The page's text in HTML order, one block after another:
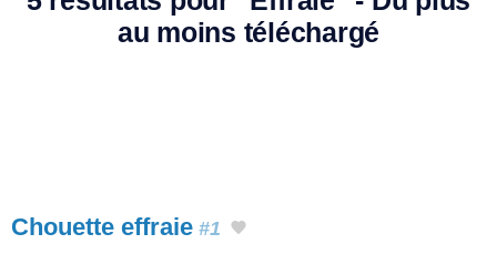
au moins téléchargé
Chouette effraie #1